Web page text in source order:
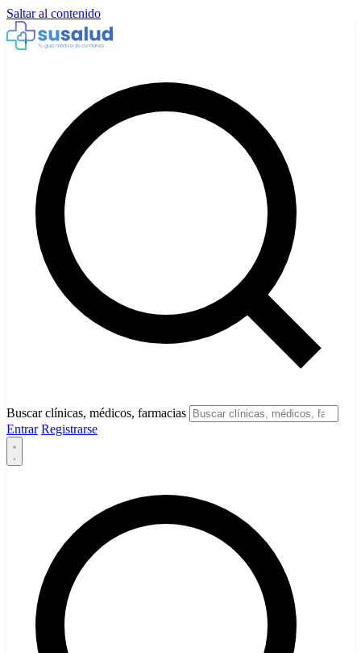
Saltar al contenido
Buscar clínicas, médicos, farmacias
Entrar Registrarse